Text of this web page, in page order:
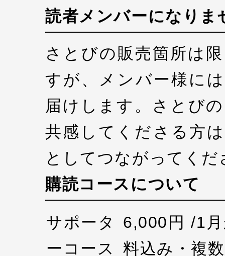
読者メンバーになりま
さとびの販売箇所は
すが、メンバー様に
届けします。さとび
共感してくださる方
としてつながってくだ
購読コースについて
サポータ
ーコース
6,000円 /1
料込み・複